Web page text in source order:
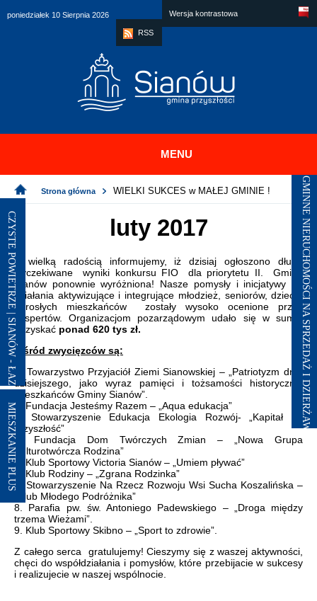
CZYSTE POWIETRZE | SIANÓW - ŁAZY
MIESZKANIE PLUS
GMINNE NIERUCHOMOŚCI NA SPRZEDAŻ I DZIERŻAWY
poniedziałek 10 Sierpnia 2026 Wersja kontrastowa
RSS
MENU
Strona główna WIELKI SUKCES w MAŁEJ GMINIE !
luty 2017
Z wielką radością informujemy, iż dzisiaj ogłoszono długo
wyczekiwane wyniki konkursu FIO dla priorytetu II. Gmina
Sianów ponownie wyróżniona! Nasze pomysły i inicjatywy na
działania aktywizujące i integrujące młodzież, seniorów, dzieci i
dorosłych mieszkańców zostały wysoko ocenione przez
ekspertów. Organizacjom pozarządowym udało się w sumie
pozyskać ponad 620 tys zł.
Wśród zwycięzców są:
1. Towarzystwo Przyjaciół Ziemi Sianowskiej – „Patriotyzm dnia
dzisiejszego, jako wyraz pamięci i tożsamości historycznej
mieszkańców Gminy Sianów”.
2. Fundacja Jesteśmy Razem – „Aqua edukacja”
3. Stowarzyszenie Edukacja Ekologia Rozwój- „Kapitał na
przyszłość”
4. Fundacja Dom Twórczych Zmian – „Nowa Grupa
Kulturotwórcza Rodzina”
5. Klub Sportowy Victoria Sianów – „Umiem pływać”
6. Klub Rodziny – „Zgrana Rodzinka”
7. Stowarzyszenie Na Rzecz Rozwoju Wsi Sucha Koszalińska –
„Klub Młodego Podróżnika”
8. Parafia pw. św. Antoniego Padewskiego – „Droga między
trzema Wieżami”.
9. Klub Sportowy Skibno – „Sport to zdrowie”.
Z całego serca gratulujemy! Cieszymy się z waszej aktywności,
chęci do współdziałania i pomysłów, które przebijacie w sukcesy
i realizujecie w naszej wspólnocie.